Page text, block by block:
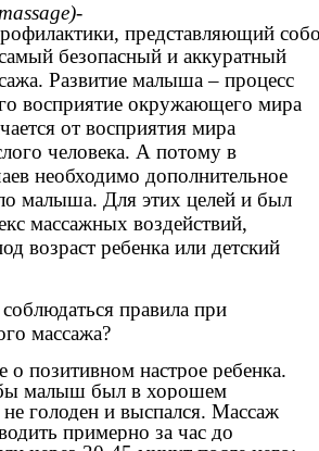
-
, представляющий
безопасный и аккуратный
Развитие малыша – процесс
восприятие окружающего мира
от восприятия мира
человека. А потому в
необходимо дополнительное
малыша. Для этих целей и был
массажных воздействий,
возраст ребенка или детский
правила при
массажа?
о позитивном настрое ребенка.
малыш был в хорошем
не голоден и выспался. Массаж
примерно за час до